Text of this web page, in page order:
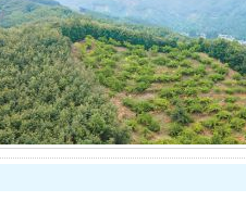
以产业富民促振兴